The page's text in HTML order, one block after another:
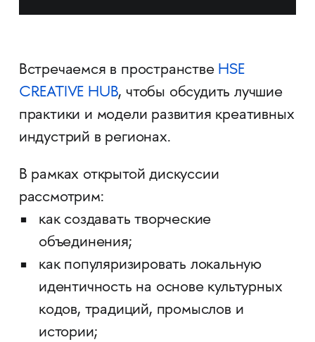
Встречаемся в пространстве HSE
CREATIVE HUB, чтобы обсудить лучшие
практики и модели развития креативных
индустрий в регионах.
В рамках открытой дискуссии
рассмотрим:
как создавать творческие
объединения;
как популяризировать локальную
идентичность на основе культурных
кодов, традиций, промыслов и
истории;